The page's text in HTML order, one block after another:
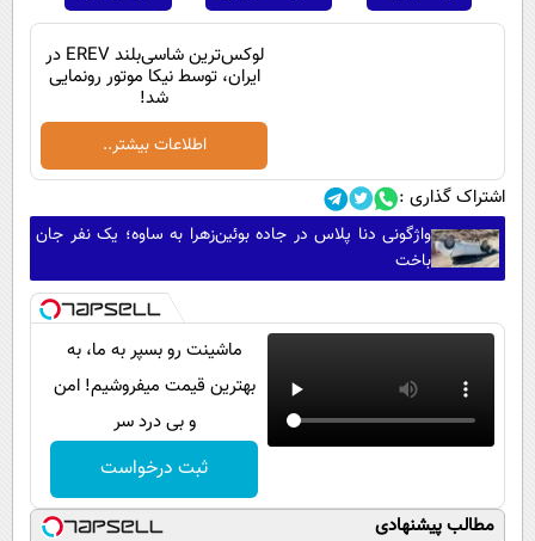
لوکس‌ترین شاسی‌بلند EREV در
ایران، توسط نیکا موتور رونمایی
شد!
اطلاعات بیشتر..
اشتراک گذاری :
واژگونی دنا پلاس در جاده بوئین‌زهرا به ساوه؛ یک نفر جان
باخت
ماشینت رو بسپر به ما، به
بهترین قیمت میفروشیم! امن
و بی درد سر
ثبت درخواست
مطالب پیشنهادی